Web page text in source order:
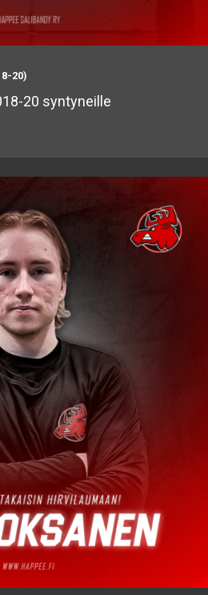
20)
20 syntyneille